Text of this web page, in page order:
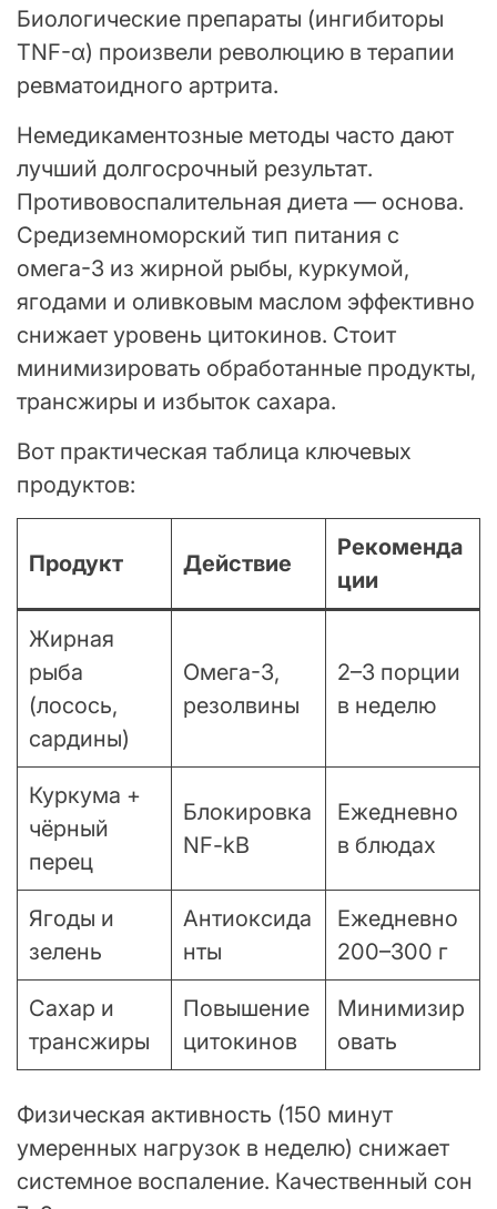
Биологические препараты (ингибиторы
TNF-α) произвели революцию в терапии
ревматоидного артрита.
Немедикаментозные методы часто дают
лучший долгосрочный результат.
Противовоспалительная диета — основа.
Средиземноморский тип питания с
омега-3 из жирной рыбы, куркумой,
ягодами и оливковым маслом эффективно
снижает уровень цитокинов. Стоит
минимизировать обработанные продукты,
трансжиры и избыток сахара.
Вот практическая таблица ключевых
продуктов:
Продукт Действие
Рекоменда
ции
Жирная
рыба
(лосось,
сардины)
Омега-3,
резолвины
2–3 порции
в неделю
Куркума +
чёрный
перец
Блокировка
NF-kB
Ежедневно
в блюдах
Ягоды и
зелень
Антиоксида
нты
Ежедневно
200–300 г
Сахар и
трансжиры
Повышение
цитокинов
Минимизир
овать
Физическая активность (150 минут
умеренных нагрузок в неделю) снижает
системное воспаление. Качественный сон